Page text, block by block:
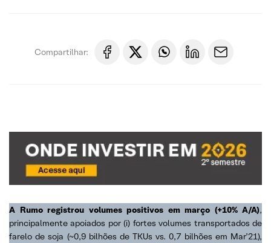
Compartilhar:
A Rumo registrou volumes positivos em março (+10% A/A),
principalmente apoiados por (i) fortes volumes transportados de
farelo de soja (~0,9 bilhões de TKUs vs. 0,7 bilhões em Mar’21),